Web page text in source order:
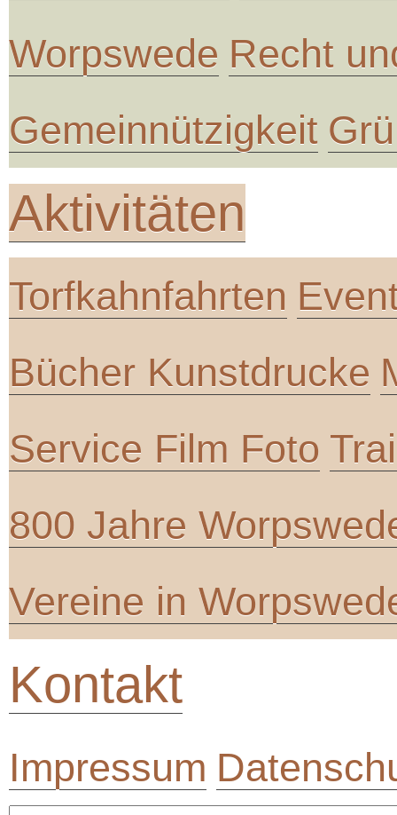
Worpswede Recht
Gemeinnützigkeit
Aktivitäten
Torfkahnfahrten
Bücher Kunstdrucke
Service Film Foto
800 Jahre
Vereine in
Kontakt
Impressum